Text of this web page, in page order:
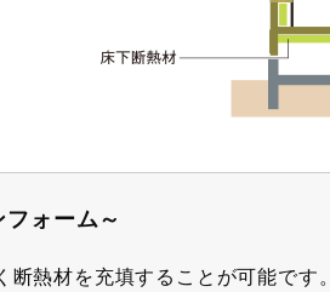
ォーム～
熱材を充填することが可能です。